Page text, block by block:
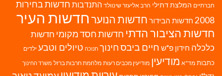
חברתיים המלצת דתילי הרב אליעזר שינוולד התנדבות חדשות בחירות
2008 חדשות הבידור חדשות הנוערחדשות העיר
חדשות הציבור הדתי חדשות חסד מקומי חדשות
כלכלה חידון פ"ש חיים ביבסחינוך חנוכה טיולים וטבע ילדים
כתבות מד"א מודיעין מודיעין מכבים רעות מלחמת חרבות ברזל משרד החינוך